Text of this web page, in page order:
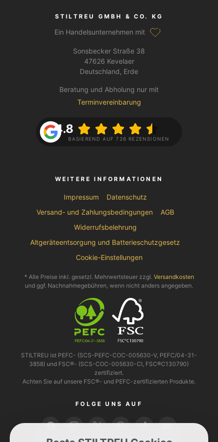
STILTREU GMBH & CO. KG
Ein Handelsunternehmen mit
Sonsbecker Straße 38
47626 Kevelaer
Deutschland, Erde
Beratung und Abholung nur mit
Terminvereinbarung
4.8
BASIEREND AUF 726 REZENSIONEN
WEITERE INFORMATIONEN
Impressum
Datenschutz
Versand- und Zahlungsbedingungen
AGB
Widerrufsbelehrung
Altgeräteentsorgung und Batterieschutzgesetz
Cookie-Einstellungen
* Alle Preise inkl. gesetzl. Mehrwertsteuer zzgl. Versandkosten
und ggf. Nachnahmegebühren, wenn nicht anders angegeben.
STILTREU ist PEFC- (SCS-PEFC-COC-005630-V, PEFC/04-31-
3858) und FSC®- (SCS-COC-005630-CI, FSC®C130790)
zertifiziert.
Achten Sie auf unsere FSC®- und PEFC-zertifizierten Produkte.
FOLGE UNS AUF